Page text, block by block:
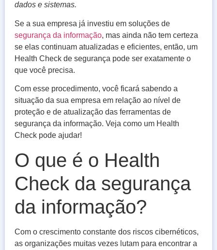
dados e sistemas.
Se a sua empresa já investiu em soluções de
segurança da informação, mas ainda não tem certeza
se elas continuam atualizadas e eficientes, então, um
Health Check de segurança pode ser exatamente o
que você precisa.
Com esse procedimento, você ficará sabendo a
situação da sua empresa em relação ao nível de
proteção e de atualização das ferramentas de
segurança da informação. Veja como um Health
Check pode ajudar!
O que é o Health
Check da segurança
da informação?
Com o crescimento constante dos riscos cibernéticos,
as organizações muitas vezes lutam para encontrar a